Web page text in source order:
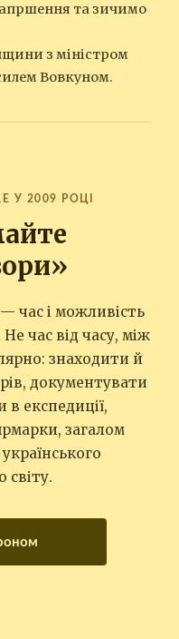
та зичимо
з міністром
Вовкуном.
У 2009 РОЦІ
час і можливість
час від часу, між
знаходити й
документувати
в експедиції,
загалом
світу.